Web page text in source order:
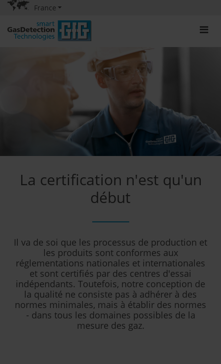
France
La certification n'est qu'un
début
Il va de soi que les processus de production et
les produits sont conformes aux
réglementations nationales et internationales
et sont certifiés par des centres d'essai
indépendants. Toutefois, notre conception de
la qualité ne consiste pas à adhérer à des
normes minimales, mais à établir des normes
- dans tous les domaines possibles de la
mesure des gaz.